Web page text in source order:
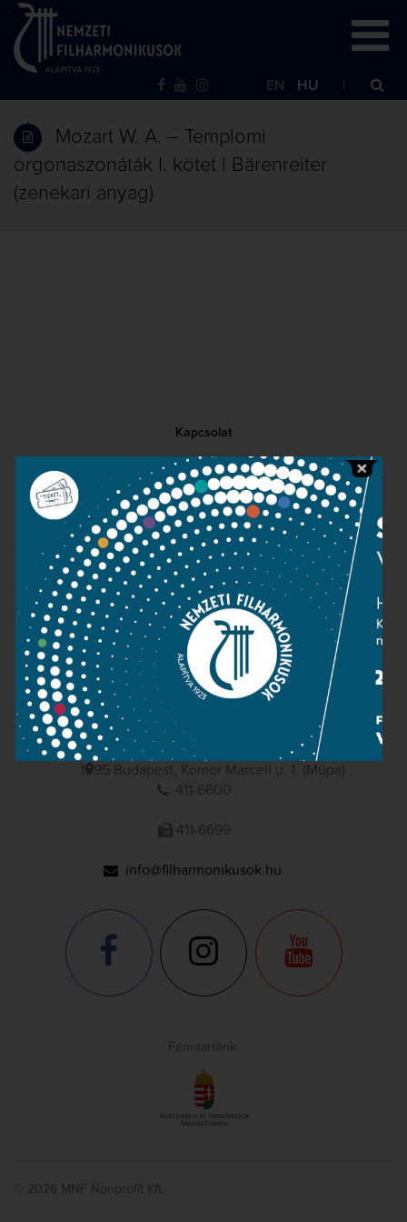
EN HU
Mozart W. A. – Templomi
orgonaszonáták I. kötet | Bärenreiter
(zenekari anyag)
Kapcsolat
Közérdekű adatok
Sajtószoba
Adatvédelem
Impresszum
NEMZETI
FILHARMONIKUSOK
1095 Budapest, Komor Marcell u. 1. (Müpa)
411-6600
411-6699
info@filharmonikusok.hu
Fenntartónk:
© 2026 MNF Nonprofit Kft.